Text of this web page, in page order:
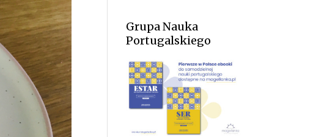
Grupa Nauka
Portugalskiego